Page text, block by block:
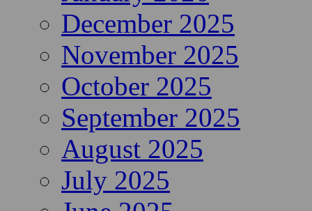
December 2025
November 2025
October 2025
September 2025
August 2025
July 2025